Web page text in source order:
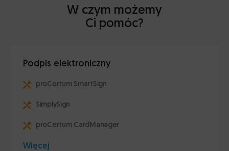
W czym możemy
Ci pomóc?
Podpis elektroniczny
proCertum SmartSign
SimplySign
proCertum CardManager
Więcej